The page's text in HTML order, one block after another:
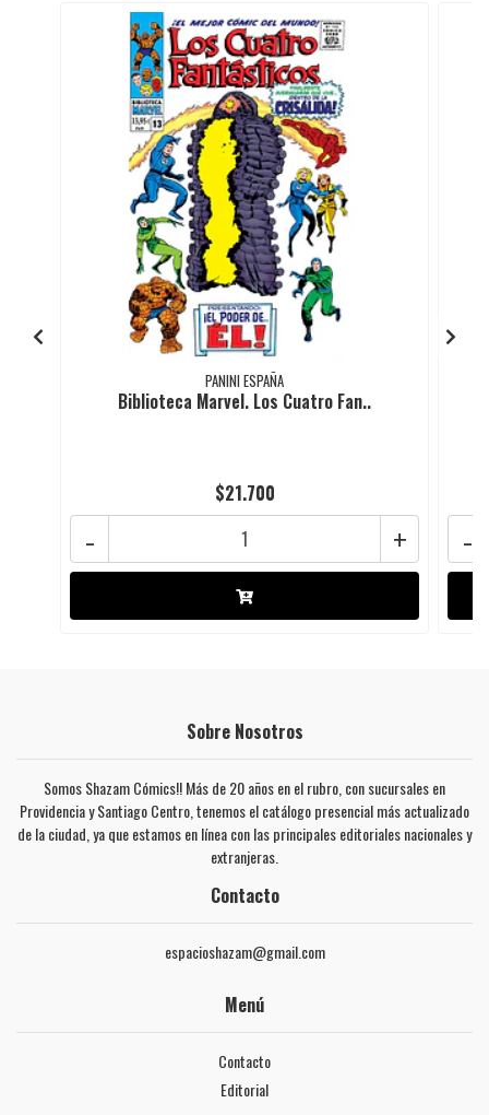
PANINI ESPAÑA
Biblioteca Marvel. Los Cuatro Fan..
$21.700
+
- -
Sobre Nosotros
Somos Shazam Cómics!! Más de 20 años en el rubro, con sucursales en
Providencia y Santiago Centro, tenemos el catálogo presencial más actualizado
de la ciudad, ya que estamos en línea con las principales editoriales nacionales y
extranjeras.
Contacto
espacioshazam@gmail.com
Menú
Contacto
Editorial